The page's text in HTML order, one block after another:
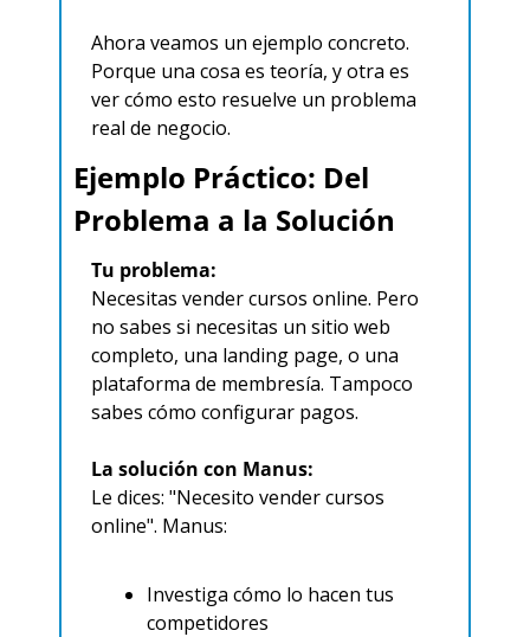
Ahora veamos un ejemplo concreto.
Porque una cosa es teoría, y otra es
ver cómo esto resuelve un problema
real de negocio.
Ejemplo Práctico: Del
Problema a la Solución
Tu problema:
Necesitas vender cursos online. Pero
no sabes si necesitas un sitio web
completo, una landing page, o una
plataforma de membresía. Tampoco
sabes cómo configurar pagos.
La solución con Manus:
Le dices: "Necesito vender cursos
online". Manus:
Investiga cómo lo hacen tus
competidores